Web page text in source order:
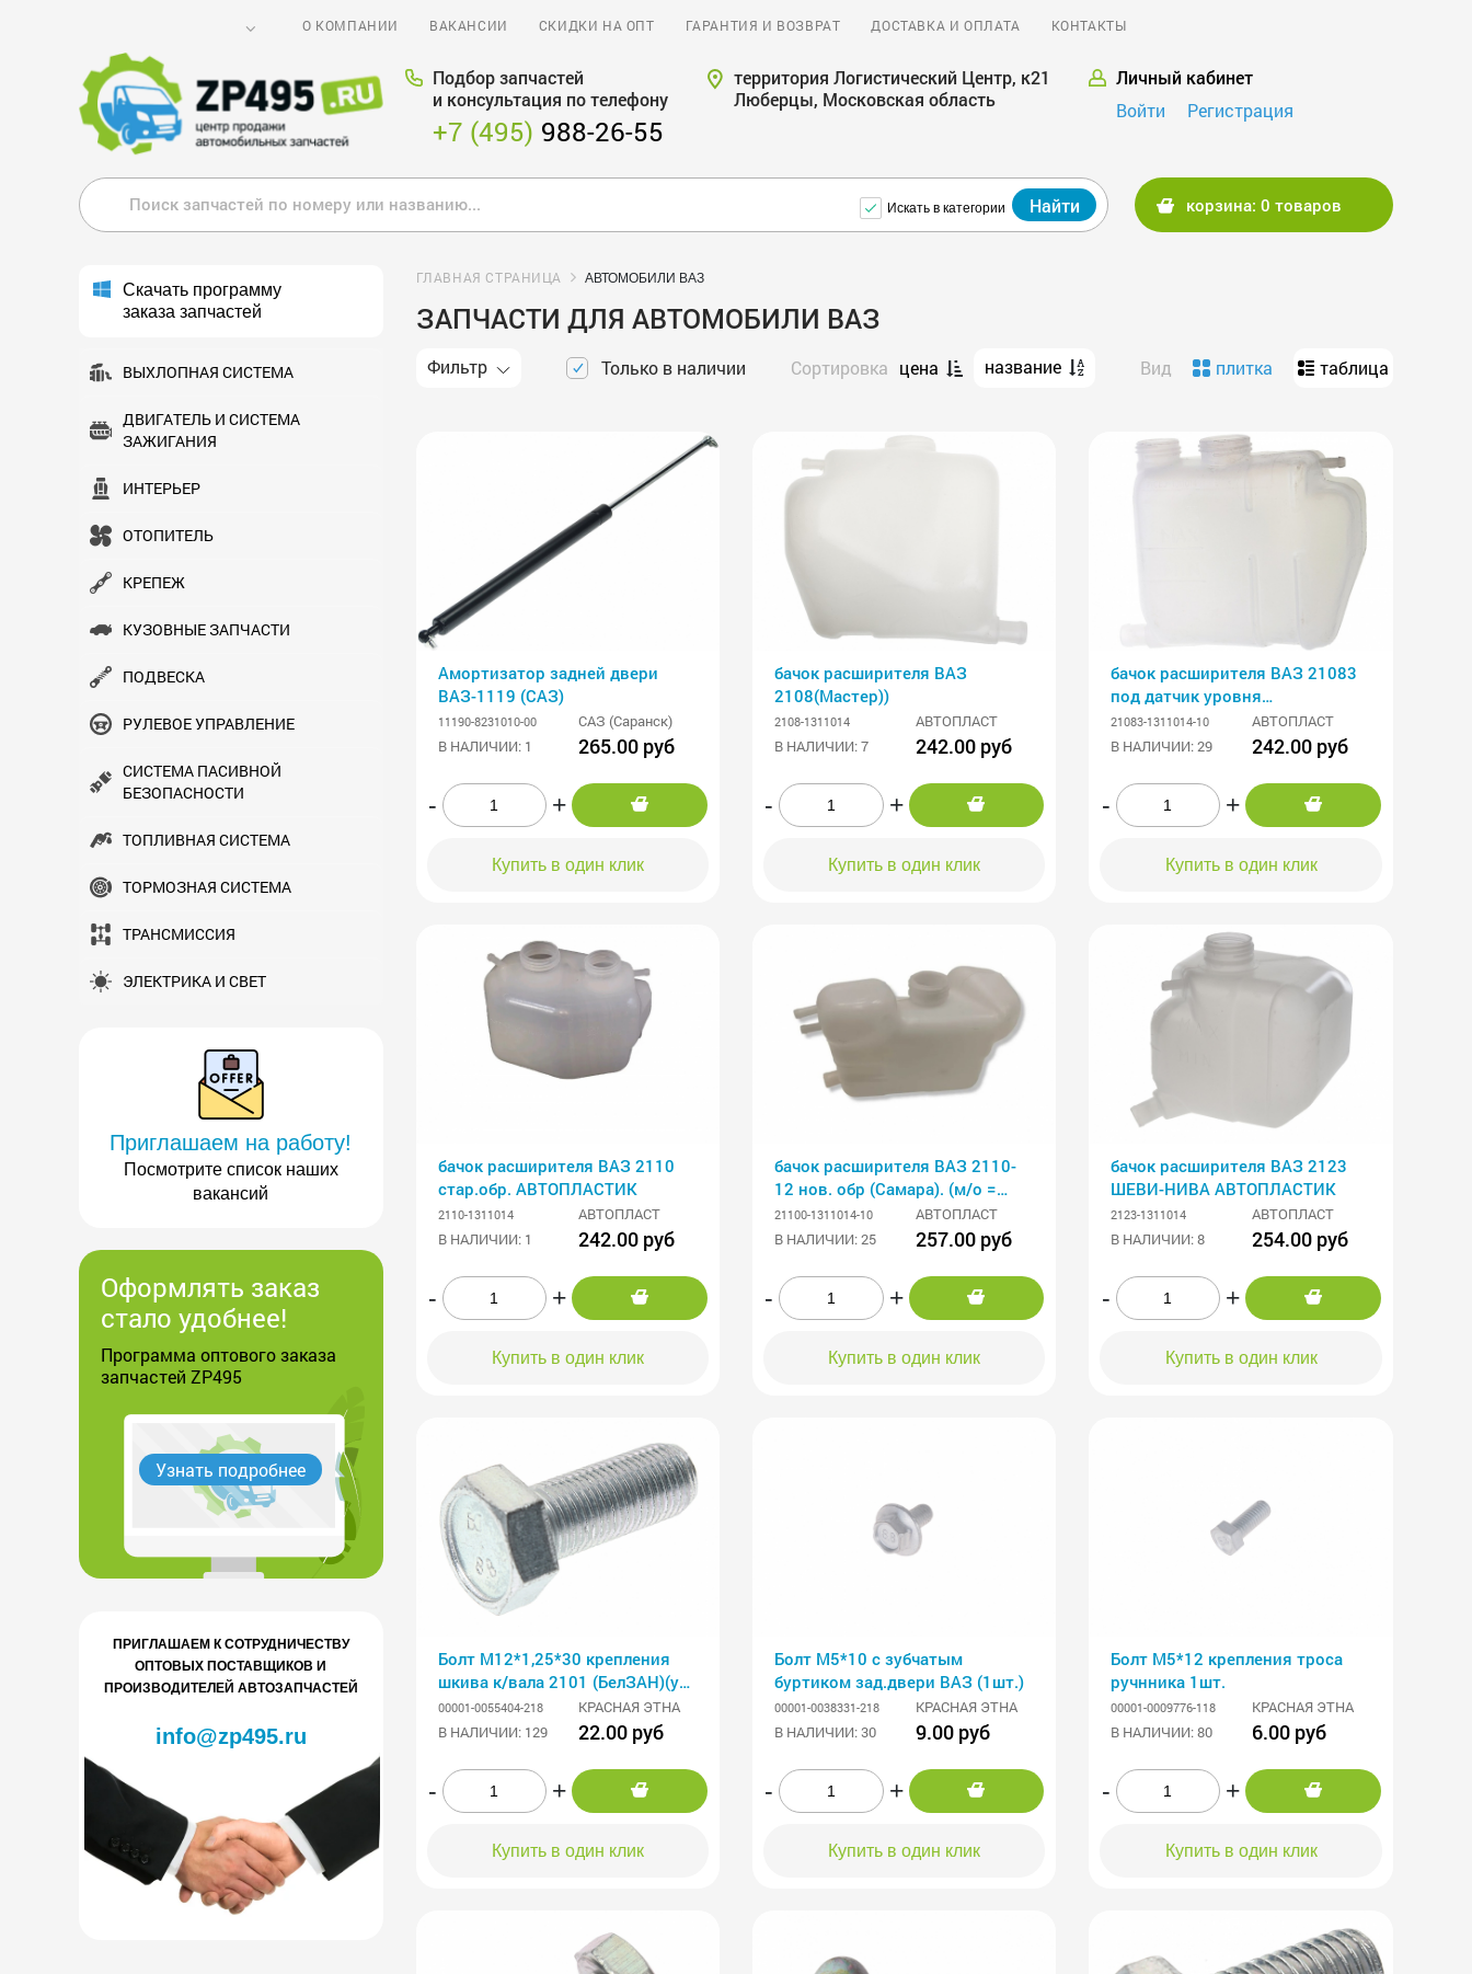
О КОМПАНИИ ВАКАНСИИ СКИДКИ НА ОПТ ГАРАНТИЯ И ВОЗВРАТ ДОСТАВКА И ОПЛАТА КОНТАКТЫ
Подбор запчастей
и консультация по телефону
+7 (495) 988-26-55
территория Логистический Центр, к21
Люберцы, Московская область
Личный кабинет
Войти
Регистрация
корзина: 0 товаров
Найти
Искать в категории
Скачать программу
заказа запчастей
ВЫХЛОПНАЯ СИСТЕМА
ДВИГАТЕЛЬ И СИСТЕМА
ЗАЖИГАНИЯ
ИНТЕРЬЕР
ОТОПИТЕЛЬ
КРЕПЕЖ
КУЗОВНЫЕ ЗАПЧАСТИ
ПОДВЕСКА
РУЛЕВОЕ УПРАВЛЕНИЕ
СИСТЕМА ПАСИВНОЙ
БЕЗОПАСНОСТИ
ТОПЛИВНАЯ СИСТЕМА
ТОРМОЗНАЯ СИСТЕМА
ТРАНСМИСCИЯ
ЭЛЕКТРИКА И СВЕТ
Приглашаем на работу!
Посмотрите список наших
вакансий
Оформлять заказ
стало удобнее!
Программа оптового заказа
запчастей ZP495
Узнать подробнее
ПРИГЛАШАЕМ К СОТРУДНИЧЕСТВУ
ОПТОВЫХ ПОСТАВЩИКОВ И
ПРОИЗВОДИТЕЛЕЙ АВТОЗАПЧАСТЕЙ
info@zp495.ru
ГЛАВНАЯ СТРАНИЦА АВТОМОБИЛИ ВАЗ
ЗАПЧАСТИ ДЛЯ АВТОМОБИЛИ ВАЗ
Фильтр Только в наличии Сортировка цена название Вид плитка таблица
Амортизатор задней двери
ВАЗ-1119 (САЗ)
11190-8231010-00
САЗ (Саранск)
В НАЛИЧИИ: 1
265.00 руб
- +
Купить в один клик
бачок расширителя ВАЗ
2108(Мастер))
2108-1311014
АВТОПЛАСТ
В НАЛИЧИИ: 7
242.00 руб
- +
Купить в один клик
бачок расширителя ВАЗ 21083
под датчик уровня
АВТОПЛАСТИК
21083-1311014-10
АВТОПЛАСТ
В НАЛИЧИИ: 29
242.00 руб
- +
Купить в один клик
бачок расширителя ВАЗ 2110
стар.обр. АВТОПЛАСТИК
2110-1311014
АВТОПЛАСТ
В НАЛИЧИИ: 1
242.00 руб
- +
Купить в один клик
бачок расширителя ВАЗ 2110-
12 нов. обр (Самара). (м/о =
30.000)
21100-1311014-10
АВТОПЛАСТ
В НАЛИЧИИ: 25
257.00 руб
- +
Купить в один клик
бачок расширителя ВАЗ 2123
ШЕВИ-НИВА АВТОПЛАСТИК
2123-1311014
АВТОПЛАСТ
В НАЛИЧИИ: 8
254.00 руб
- +
Купить в один клик
Болт М12*1,25*30 крепления
шкива к/вала 2101 (БелЗАН)(уп.
20 шт)
00001-0055404-218
КРАСНАЯ ЭТНА
В НАЛИЧИИ: 129
22.00 руб
- +
Купить в один клик
Болт М5*10 с зубчатым
буртиком зад.двери ВАЗ (1шт.)
00001-0038331-218
КРАСНАЯ ЭТНА
В НАЛИЧИИ: 30
9.00 руб
- +
Купить в один клик
Болт М5*12 крепления троса
ручнника 1шт.
00001-0009776-118
КРАСНАЯ ЭТНА
В НАЛИЧИИ: 80
6.00 руб
- +
Купить в один клик